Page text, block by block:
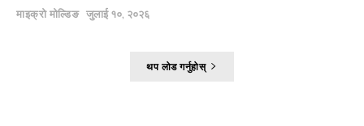
माइक्रो मोल्डिङ जुलाई १०, २०२६
थप लोड गर्नुहोस्